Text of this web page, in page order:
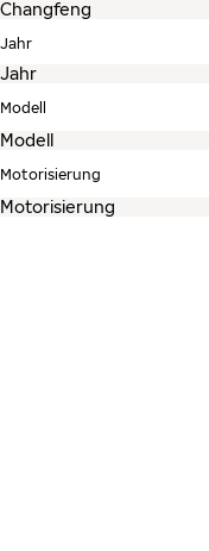
Jahr
Modell
Motorisierung